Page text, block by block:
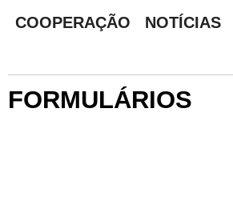
COOPERAÇÃO
NOTÍCIAS
FORMULÁRIOS